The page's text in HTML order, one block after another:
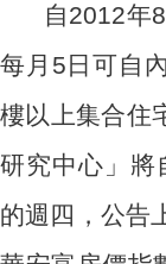
自2012年
每月5日可自
樓以上集合住
研究中心」將
的週四，公告